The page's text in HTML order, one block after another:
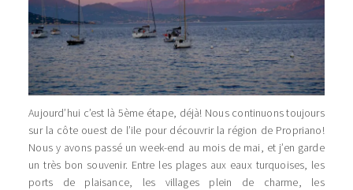
Aujourd’hui c’est là 5ème étape, déjà! Nous continuons toujours
sur la côte ouest de l’ile pour découvrir la région de Propriano!
Nous y avons passé un week-end au mois de mai, et j’en garde
un très bon souvenir. Entre les plages aux eaux turquoises, les
ports de plaisance, les villages plein de charme, les